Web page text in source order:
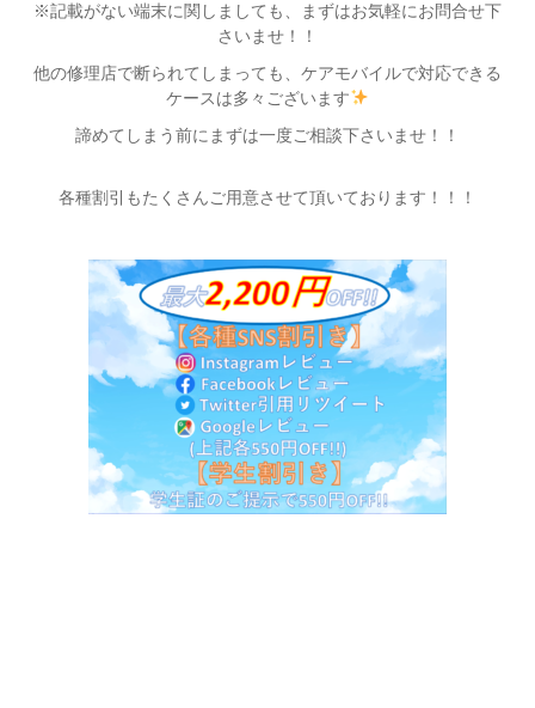
※記載がない端末に関しましても、まずはお気軽にお問合せ下
さいませ！！
他の修理店で断られてしまっても、ケアモバイルで対応できる
ケースは多々ございます
諦めてしまう前にまずは一度ご相談下さいませ！！
各種割引もたくさんご用意させて頂いております！！！